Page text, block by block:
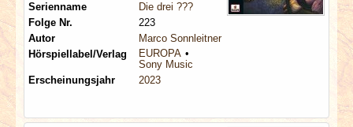
Serienname
Die drei ???
Folge Nr.
223
Autor
Marco Sonnleitner
Hörspiellabel/Verlag
EUROPA
Sony Music
Erscheinungsjahr
2023